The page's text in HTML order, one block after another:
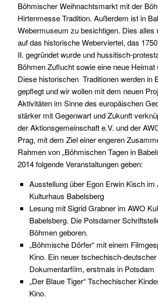
Böhmischer Weihnachtsmarkt mit der
Hirtenmesse Tradition. Außerdem ist in
Webermuseum zu besichtigen. Dies alles
auf das historische Weberviertel, das
II. gegründet wurde und hussitisch-
Böhmen Zuflucht sowie eine neue Heimat
Diese historischen Traditionen werden in
gepflegt und wir wollen mit dem neuen
Aktivitäten im Sinne des europäischen
stärker mit Gegenwart und Zukunft
der Aktionsgemeinschaft e.V. und der
Prag, mit dem Ziel einer engeren
Rahmen von „Böhmischen Tagen in
2014 folgende Veranstaltungen geben:
Ausstellung über Egon Erwin Kisch im
Kulturhaus Babelsberg
Lesung mit Sigrid Grabner im AWO
Babelsberg. Die Potsdamer
Böhmen geboren.
„Böhmische Dörfer“ mit einem
Kino. Ein neuer tschechisch-deutscher
Dokumentarfilm, erstmals in Potsdam
„Der Blaue Tiger“ Tschechischer
Kino.